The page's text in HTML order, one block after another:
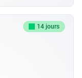
14 jours